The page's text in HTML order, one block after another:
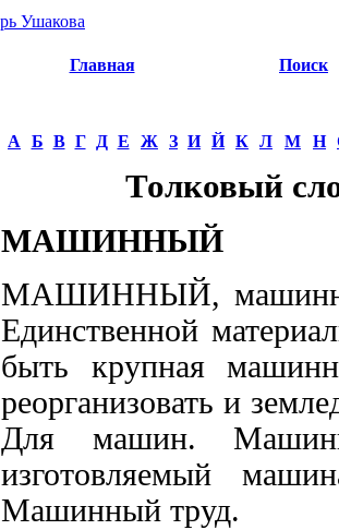
Главная Поиск
А Б В Г Д Е Ж З И Й К Л М Н
Толковый
МАШИННЫЙ
МАШИННЫЙ,
Единственной
быть крупная
реорганизовать и
Для машин.
изготовляемый
Машинный труд.